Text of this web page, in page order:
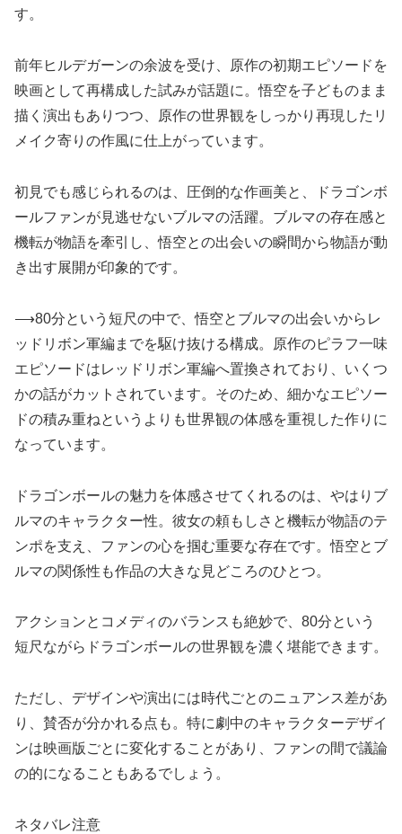
す。
前年ヒルデガーンの余波を受け、原作の初期エピソードを
映画として再構成した試みが話題に。悟空を子どものまま
描く演出もありつつ、原作の世界観をしっかり再現したリ
メイク寄りの作風に仕上がっています。
初見でも感じられるのは、圧倒的な作画美と、ドラゴンボ
ールファンが見逃せないブルマの活躍。ブルマの存在感と
機転が物語を牽引し、悟空との出会いの瞬間から物語が動
き出す展開が印象的です。
⟶80分という短尺の中で、悟空とブルマの出会いからレ
ッドリボン軍編までを駆け抜ける構成。原作のピラフ一味
エピソードはレッドリボン軍編へ置換されており、いくつ
かの話がカットされています。そのため、細かなエピソー
ドの積み重ねというよりも世界観の体感を重視した作りに
なっています。
ドラゴンボールの魅力を体感させてくれるのは、やはりブ
ルマのキャラクター性。彼女の頼もしさと機転が物語のテ
ンポを支え、ファンの心を掴む重要な存在です。悟空とブ
ルマの関係性も作品の大きな見どころのひとつ。
アクションとコメディのバランスも絶妙で、80分という
短尺ながらドラゴンボールの世界観を濃く堪能できます。
ただし、デザインや演出には時代ごとのニュアンス差があ
り、賛否が分かれる点も。特に劇中のキャラクターデザイ
ンは映画版ごとに変化することがあり、ファンの間で議論
の的になることもあるでしょう。
️ネタバレ注意️